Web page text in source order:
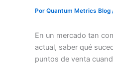
Por Quantum Metrics Blog
En un mercado tan
actual, saber qué
puntos de venta